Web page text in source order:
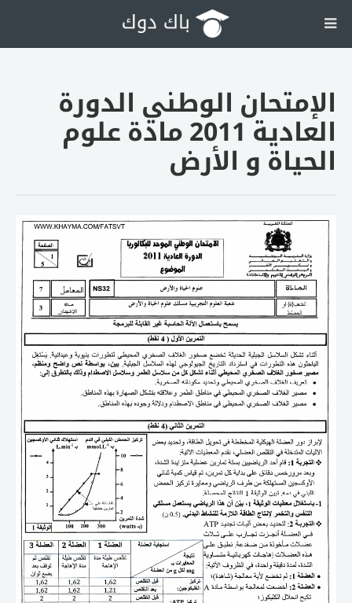
الإمتحان الوطني الدورة
العادية 2011 مادة علوم
الحياة و الأرض